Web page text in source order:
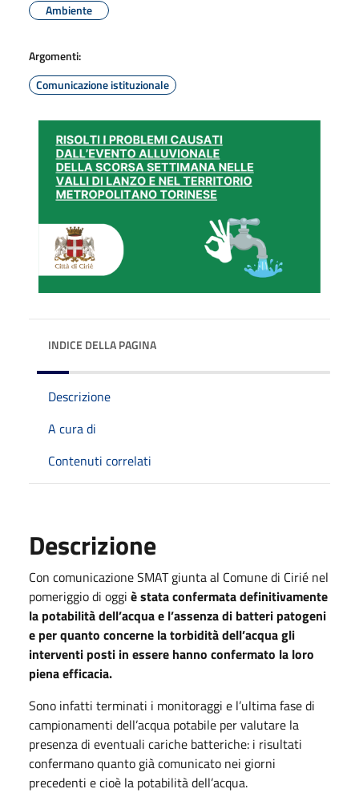
Ambiente
Argomenti:
Comunicazione istituzionale
INDICE DELLA PAGINA
Descrizione
A cura di
Contenuti correlati
Descrizione
Con comunicazione SMAT giunta al Comune di Cirié nel
pomeriggio di oggi è stata confermata definitivamente
la potabilità dell’acqua e l’assenza di batteri patogeni
e per quanto concerne la torbidità dell’acqua gli
interventi posti in essere hanno confermato la loro
piena efficacia.
Sono infatti terminati i monitoraggi e l’ultima fase di
campionamenti dell’acqua potabile per valutare la
presenza di eventuali cariche batteriche: i risultati
confermano quanto già comunicato nei giorni
precedenti e cioè la potabilità dell’acqua.